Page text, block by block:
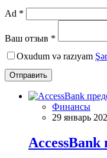
Ad *
Ваш отзыв *
Oxudum və razıyam
Отправить
Финансы
29 январь
AccessBank